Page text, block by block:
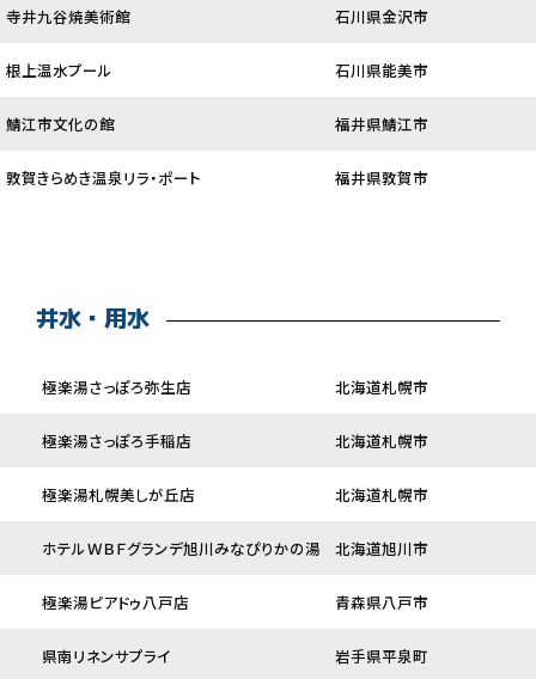
寺井九谷焼美術館 石川県金沢市
根上温水プール 石川県能美市
鯖江市文化の館 福井県鯖江市
敦賀きらめき温泉リラ・ポート 福井県敦賀市
井水・用水
極楽湯さっぽろ弥生店 北海道札幌市
極楽湯さっぽろ手稲店 北海道札幌市
極楽湯札幌美しが丘店 北海道札幌市
ホテルＷＢＦグランデ旭川みなぴりかの湯 北海道旭川市
極楽湯ピアドゥ八戸店 青森県八戸市
県南リネンサプライ 岩手県平泉町